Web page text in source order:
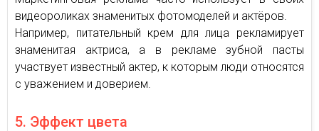
видеороликах знаменитых фотомоделей и актёров.
Например, питательный крем для лица рекламирует
знаменитая актриса, а в рекламе зубной пасты
участвует известный актер, к которым люди относятся
с уважением и доверием.
5. Эффект цвета